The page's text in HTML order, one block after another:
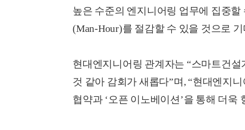
높은 수준의 엔지니어링 업무에 집중
(Man-Hour)를 절감할 수 있을 것으로
현대엔지니어링 관계자는 “스마트건설
것 같아 감회가 새롭다”며, “현대엔지
협약과 ‘오픈 이노베이션’을 통해 더